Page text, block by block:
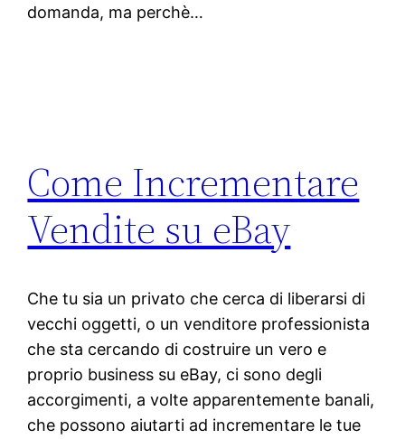
domanda, ma perchè…
Come Incrementare
Vendite su eBay
Che tu sia un privato che cerca di liberarsi di
vecchi oggetti, o un venditore professionista
che sta cercando di costruire un vero e
proprio business su eBay, ci sono degli
accorgimenti, a volte apparentemente banali,
che possono aiutarti ad incrementare le tue